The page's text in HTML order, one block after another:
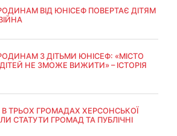
ВІД ЮНІСЕФ ПОВЕРТАЄ ДІТЯМ
З ДІТЬМИ ЮНІСЕФ: «МІСТО
НЕ ЗМОЖЕ ВИЖИТИ» – ІСТОРІЯ
В ТРЬОХ ГРОМАДАХ ХЕРСОНСЬКОЇ
СТАТУТИ ГРОМАД ТА ПУБЛІЧНІ